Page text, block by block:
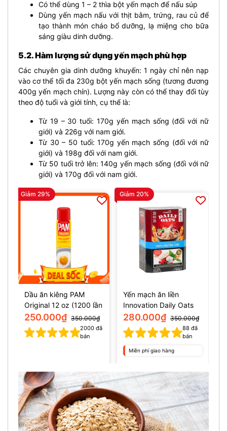
Có thể dùng 1 – 2 thìa bột yến mạch để nấu súp
Dùng yến mạch nấu với thịt bằm, trứng, rau củ để
tạo thành món cháo bổ dưỡng, lạ miệng cho bữa
sáng giàu dinh dưỡng.
5.2. Hàm lượng sử dụng yến mạch phù hợp
Các chuyên gia dinh dưỡng khuyến: 1 ngày chỉ nên nạp
vào cơ thể tối đa 230g bột yến mạch sống (tương đương
400g yến mạch chín). Lượng này còn có thể thay đổi tùy
theo độ tuổi và giới tính, cụ thể là:
Từ 19 – 30 tuổi: 170g yến mạch sống (đối với nữ
giới) và 226g với nam giới.
Từ 30 – 50 tuổi: 170g yến mạch sống (đối với nữ
giới) và 198g đối với nam giới.
Từ 50 tuổi trở lên: 140g yến mạch sống (đối với nữ
giới) và 170g đối với nam giới.
Giảm 29%
Dầu ăn kiêng PAM
Original 12 oz (1200 lần
dùng)
250.000₫ 350.000₫
2000đã
bán
Giảm 20%
Yến mạch ăn liền
Innovation Daily Oats
10Lbs (4.54kg)
280.000₫ 350.000₫
88 đã
bán
Miễn phí giao hàng